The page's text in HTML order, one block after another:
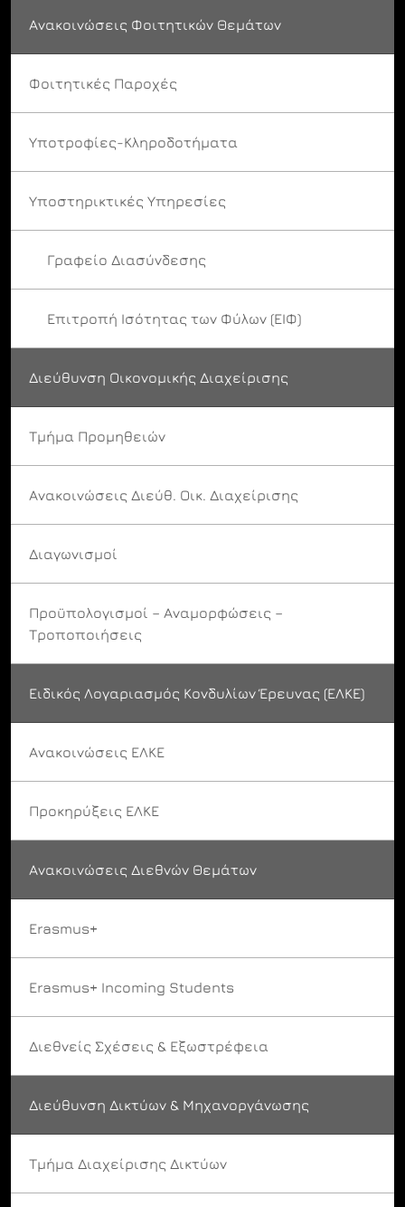
Ανακοινώσεις Φοιτητικών Θεμάτων
Φοιτητικές Παροχές
Υποτροφίες-Κληροδοτήματα
Υποστηρικτικές Υπηρεσίες
Γραφείο Διασύνδεσης
Επιτροπή Ισότητας των Φύλων (ΕΙΦ)
Διεύθυνση Οικονομικής Διαχείρισης
Τμήμα Προμηθειών
Ανακοινώσεις Διεύθ. Οικ. Διαχείρισης
Διαγωνισμοί
Προϋπολογισμοί – Αναμορφώσεις –
Τροποποιήσεις
Ειδικός Λογαριασμός Κονδυλίων Έρευνας (ΕΛΚΕ)
Ανακοινώσεις ΕΛΚΕ
Προκηρύξεις ΕΛΚΕ
Ανακοινώσεις Διεθνών Θεμάτων
Erasmus+
Erasmus+ Incoming Students
Διεθνείς Σχέσεις & Εξωστρέφεια
Διεύθυνση Δικτύων & Μηχανοργάνωσης
Τμήμα Διαχείρισης Δικτύων